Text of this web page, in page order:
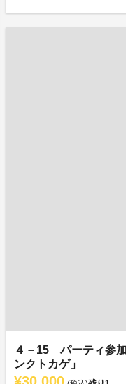
４－15 パーティ参
ンクトカゲ」